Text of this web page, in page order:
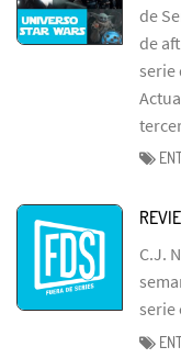
de
de
serie
C.J.
serie